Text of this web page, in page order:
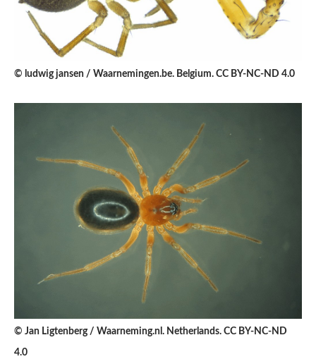
© ludwig jansen / Waarnemingen.be. Belgium. CC BY-NC-ND 4.0
© Jan Ligtenberg / Waarneming.nl. Netherlands. CC BY-NC-ND
4.0